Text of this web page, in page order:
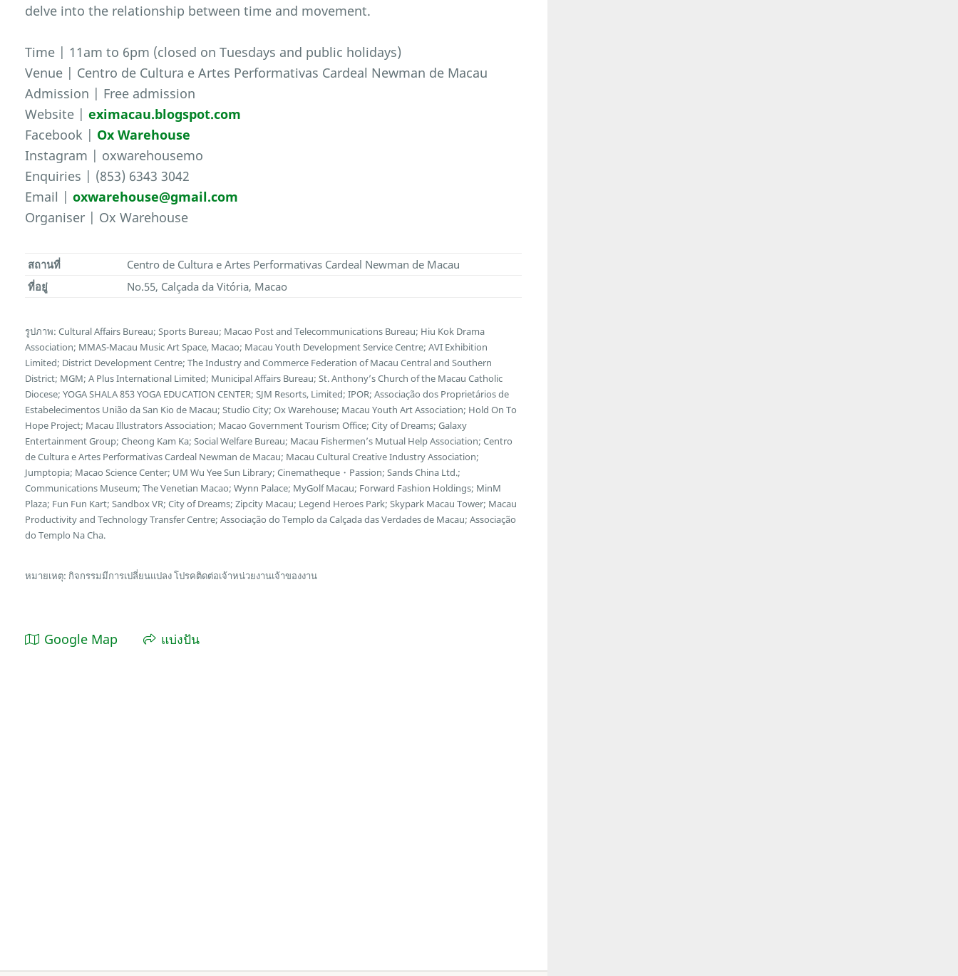
delve into the relationship between time and movement.
Time | 11am to 6pm (closed on Tuesdays and public holidays)
Venue | Centro de Cultura e Artes Performativas Cardeal Newman de Macau
Admission | Free admission
Website |eximacau.blogspot.com
Facebook | Ox Warehouse
Instagram | oxwarehousemo
Enquiries | (853) 6343 3042
Email |oxwarehouse@gmail.com
Organiser | Ox Warehouse
สถานที่
Centro de Cultura e Artes Performativas Cardeal Newman de Macau
ที่อยู่
No.55, Calçada da Vitória, Macao
รูปภาพ: Cultural Affairs Bureau; Sports Bureau; Macao Post and Telecommunications Bureau; Hiu Kok Drama
Association; MMAS-Macau Music Art Space, Macao; Macau Youth Development Service Centre; AVI Exhibition
Limited; District Development Centre; The Industry and Commerce Federation of Macau Central and Southern
District; MGM; A Plus International Limited; Municipal Affairs Bureau; St. Anthony’s Church of the Macau Catholic
Diocese; YOGA SHALA 853 YOGA EDUCATION CENTER; SJM Resorts, Limited; IPOR; Associação dos Proprietários de
Estabelecimentos União da San Kio de Macau; Studio City; Ox Warehouse; Macau Youth Art Association; Hold On To
Hope Project; Macau Illustrators Association; Macao Government Tourism Office; City of Dreams; Galaxy
Entertainment Group; Cheong Kam Ka; Social Welfare Bureau; Macau Fishermen’s Mutual Help Association; Centro
de Cultura e Artes Performativas Cardeal Newman de Macau; Macau Cultural Creative Industry Association;
Jumptopia; Macao Science Center; UM Wu Yee Sun Library; Cinematheque・Passion; Sands China Ltd.;
Communications Museum; The Venetian Macao; Wynn Palace; MyGolf Macau; Forward Fashion Holdings; MinM
Plaza; Fun Fun Kart; Sandbox VR; City of Dreams; Zipcity Macau; Legend Heroes Park; Skypark Macau Tower; Macau
Productivity and Technology Transfer Centre; Associação do Templo da Calçada das Verdades de Macau; Associação
do Templo Na Cha.
หมายเหตุ: กิจกรรมมีการเปลี่ยนแปลง โปรคติดต่อเจ้าหน่วยงานเจ้าของงาน
Google Map แบ่งปัน